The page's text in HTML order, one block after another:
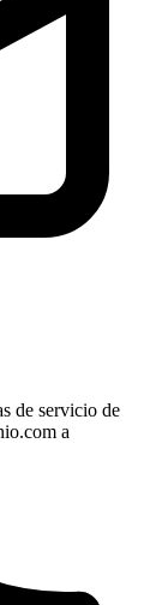
de servicio de
a